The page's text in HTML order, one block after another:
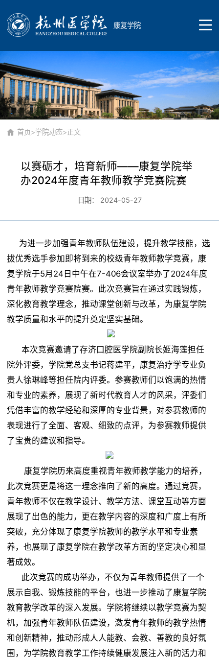
康复学院
首页
学院概况
学院简介
机构设置
院训院徽
师资队伍
康复作业治疗学教研室
康复物理治疗学教研室
中医康复教研室
康复临床教研室
教学科研
教学动态
科研动态
人才培养
本科生教育
研究生教育
招生就业
专业介绍
招生动态
就业动态
合作交流
党群工作
党建工作
工会工作
政策文件
首页>学院动态>正文
以赛砺才，培育新师——康复学院举
办2024年度青年教师教学竞赛院赛
日期： 2024-05-27
为进一步加强青年教师队伍建设，提升教学技能，选
拔优秀选手参加即将到来的校级青年教师教学竞赛，康
复学院于5月24日中午在7-406会议室举办了2024年度
青年教师教学竞赛院赛。此次竞赛旨在通过实践锻炼，
深化教育教学理念，推动课堂创新与改革，为康复学院
教学质量和水平的提升奠定坚实基础。
本次竞赛邀请了存济口腔医学院副院长姬海莲担任
院外评委，学院党总支书记蒋建平，康复治疗学专业负
责人徐琳峰等担任院内评委。参赛教师们以饱满的热情
和专业的素养，展现了新时代教育人才的风采，评委们
凭借丰富的教学经验和深厚的专业背景，对参赛教师的
表现进行了全面、客观、细致的点评，为参赛教师提供
了宝贵的建议和指导。
康复学院历来高度重视青年教师教学能力的培养，
此次竞赛更是将这一理念推向了新的高度。通过竞赛，
青年教师不仅在教学设计、教学方法、课堂互动等方面
展现了出色的能力，更在教学内容的深度和广度上有所
突破，充分体现了康复学院教师的教学水平和专业素
养，也展现了康复学院在教学改革方面的坚定决心和显
著成效。
此次竞赛的成功举办，不仅为青年教师提供了一个
展示自我、锻炼技能的平台，也进一步推动了康复学院
教育教学改革的深入发展。学院将继续以教学竞赛为契
机，加强青年教师队伍建设，激发青年教师的教学热情
和创新精神，推动形成人人能教、会教、善教的良好氛
围，为学院教育教学工作持续健康发展注入新的活力和